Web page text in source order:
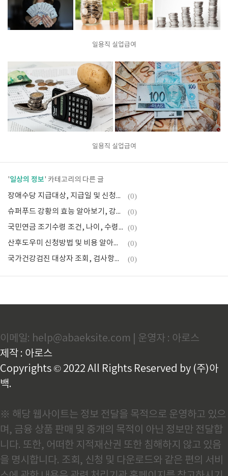
일용직 실업급여
일용직 실업급여
'일상의 정보' 카테고리의 다른 글
장애수당 지급대상, 지급일 및 신청서류 알아보고 신청 바로하기 (0)
슈퍼푸드 강황의 효능 알아보기, 강황의 효능 BEST 5 (0)
국민연금 조기수령 조건, 나이, 수령액, 신청방법 확인 후 신청하기 (0)
산후도우미 신청방법 및 비용 알아보기 (0)
국가건강검진 대상자 조회, 검사항목, 병원예약 알아보기 (0)
이메일: help@abaeksite.com | 운영자 : 아로스
제작 : 아로스
Copyrights © 2022 All Rights Reserved by (주)아
백.
※ 해당 웹사이트는 정보 전달을 목적으로 운영하고 있으
며, 금융 상품 판매 및 중개의 목적이 아닌 정보만 전달합
니다. 또한, 어떠한 지적재산권 또한 침해하지 않고 있음
을 명시합니다. 조회, 신청 및 다운로드와 같은 편의 서비